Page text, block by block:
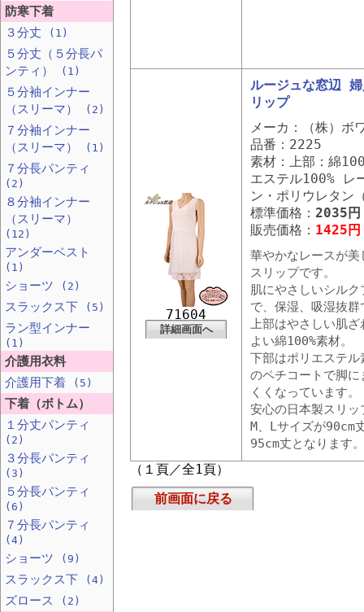
71604
詳細画面へ
ルージュな窓辺
リップ
メーカ：（株）ボ
品番：2225
素材：上部：綿
エステル100% レ
ン・ポリウレタン
標準価格： 2035円
販売価格： 1425円
華やかなレースが
スリップです。
肌にやさしいシル
で、保湿、吸湿抜群
上部はやさしい肌
よい綿100%素材。
下部はポリエステ
のペチコートで脚
くくなっています。
安心の日本製スリッ
M、Lサイズが90cm
95cm丈となります。
（１頁／全1頁）
前画面に戻る
防寒下着
３分丈
(1)
５分丈（５分長パ
ンティ）
(1)
５分袖インナー
（スリーマ）
(2)
７分袖インナー
（スリーマ）
(1)
７分長パンティ
(2)
８分袖インナー
（スリーマ）
(12)
アンダーベスト
(1)
ショーツ (2)
スラックス下 (5)
ラン型インナー
(1)
介護用衣料
介護用下着
(5)
下着（ボトム）
１分丈パンティ
(2)
３分長パンティ
(3)
５分長パンティ
(6)
７分長パンティ
(4)
ショーツ (9)
スラックス下 (4)
ズロース (2)